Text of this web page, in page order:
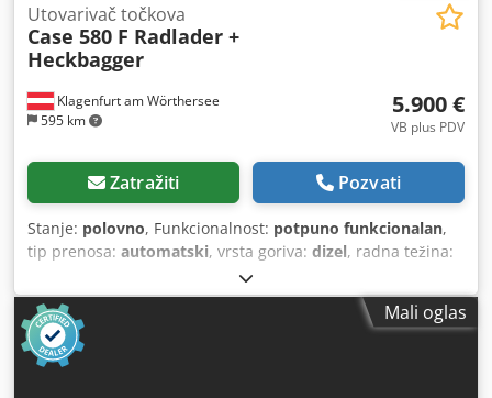
Klagenfurt am Wörthersee
595 km
Utovarivač točkova
Case 580 F Radlader +
Heckbagger
5.900 €
VB plus PDV
Zatražiti Pozvati
Stanje: polovno, Funkcionalnost: potpuno funkcionalan,
tip prenosa: automatski, vrsta goriva: dizel, radna težina:
, konfiguracija osovina:
10/1977, Godina proizvodnje:1977, Oprema:hidraulika,
Tehnički ispravno Cjdpfst S Idrsx Am Aoha
Mali oglas